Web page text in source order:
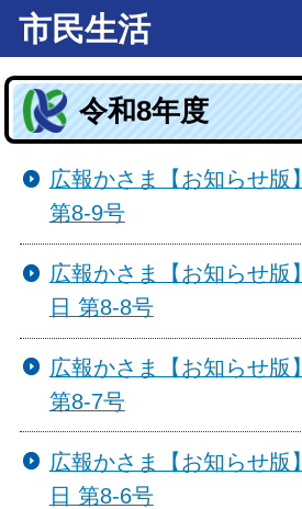
市民生活
令和8年度
広報かさま【お知らせ版
第8-9号
広報かさま【お知らせ版
日 第8-8号
広報かさま【お知らせ版
第8-7号
広報かさま【お知らせ版
日 第8-6号